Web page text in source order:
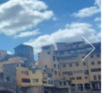
Запитване